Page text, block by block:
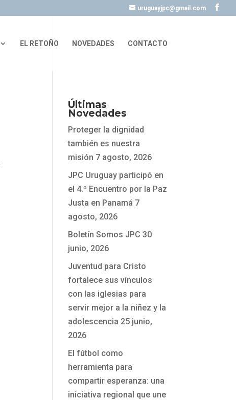
uruguayjpc@gmail.com
EL RETOÑO NOVEDADES CONTACTO
Últimas
Novedades
Proteger la dignidad
también es nuestra
misión 7 agosto, 2026
JPC Uruguay participó en
el 4.º Encuentro por la Paz
Justa en Panamá 7
agosto, 2026
Boletín Somos JPC 30
junio, 2026
Juventud para Cristo
fortalece sus vínculos
con las iglesias para
servir mejor a la niñez y la
adolescencia 25 junio,
2026
El fútbol como
herramienta para
compartir esperanza: una
iniciativa regional que une